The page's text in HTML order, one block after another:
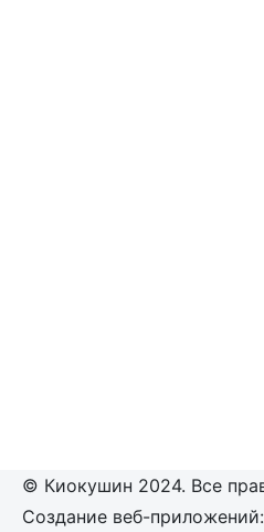
© Киокушин 2024. Все
Создание веб-